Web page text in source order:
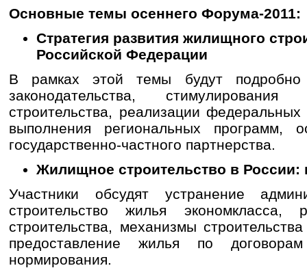
Основные темы осеннего Форума-2011:
Стратегия развития жилищного
Российской Федерации
В рамках этой темы будут подробно
законодательства,
строительства, реализации
выполнения региональных программ,
государственно-частного партнерства.
Жилищное строительство в России:
Участники обсудят устранение
строительство жилья экономкласса,
строительства, механизмы
предоставление жилья по
нормирования.